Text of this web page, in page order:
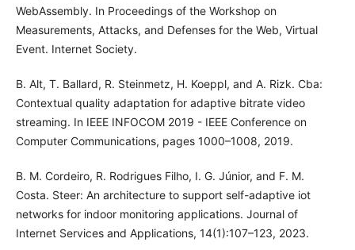
WebAssembly. In Proceedings of the Workshop on
Measurements, Attacks, and Defenses for the Web, Virtual
Event. Internet Society.
B. Alt, T. Ballard, R. Steinmetz, H. Koeppl, and A. Rizk. Cba:
Contextual quality adaptation for adaptive bitrate video
streaming. In IEEE INFOCOM 2019 - IEEE Conference on
Computer Communications, pages 1000–1008, 2019.
B. M. Cordeiro, R. Rodrigues Filho, I. G. Júnior, and F. M.
Costa. Steer: An architecture to support self-adaptive iot
networks for indoor monitoring applications. Journal of
Internet Services and Applications, 14(1):107–123, 2023.